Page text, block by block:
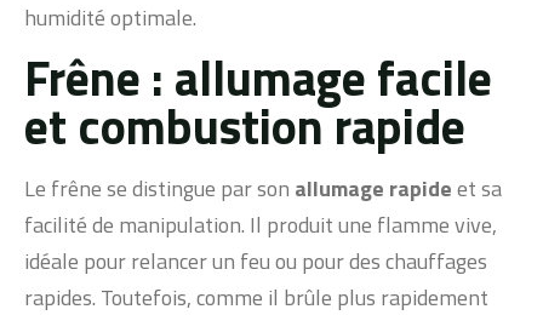
humidité optimale.
Frêne : allumage facile
et combustion rapide
Le frêne se distingue par son allumage rapideet sa
facilité de manipulation. Il produit une flamme vive,
idéale pour relancer un feu ou pour des chauffages
rapides. Toutefois, comme il brûle plus rapidement